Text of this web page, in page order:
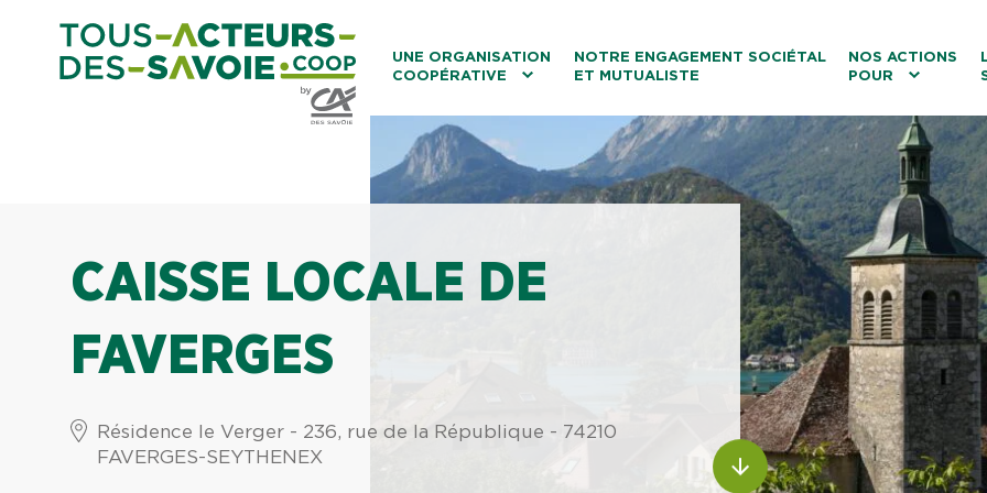
UNE ORGANISATION
COOPÉRATIVE
Caisses Locales
NOTRE ENGAGEMENT SOCIÉTAL
ET MUTUALISTE
NOS ACTIONS
POUR
Le tourisme
Les transitions
La biodiversité
Les associations
CAISSE LOCALE DE
FAVERGES
Résidence le Verger - 236, rue de la République - 74210
FAVERGES-SEYTHENEX
ALLER AU CONTENU